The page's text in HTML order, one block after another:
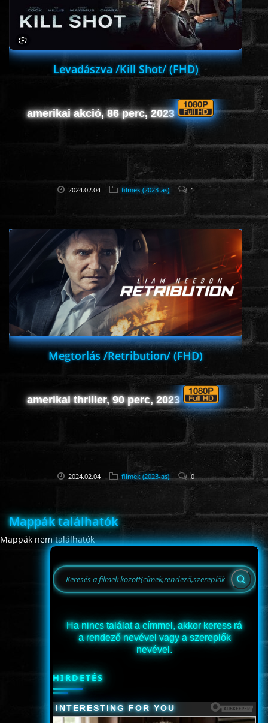
Levadászva /Kill Shot/ (FHD)
amerikai akció, 86 perc, 2023
2024.02.04 filmek (2023-as) 1
Megtorlás /Retribution/ (FHD)
amerikai thriller, 90 perc, 2023
2024.02.04 filmek (2023-as) 0
Mappák találhatók
Mappák nem találhatók
Ha nincs találat a címmel, akkor keress rá
a rendező nevével vagy a szereplők
nevével.
HIRDETÉS